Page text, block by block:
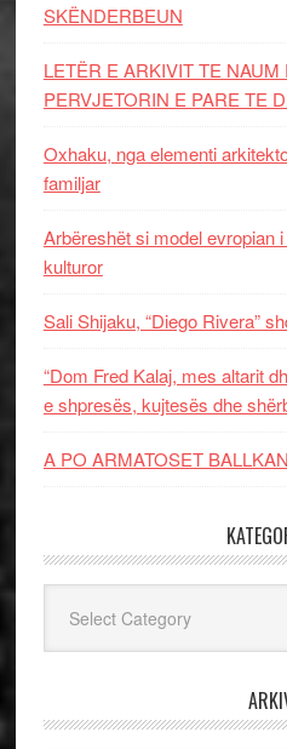
SKËNDERBEUN
LETËR E ARKIVIT TE NAUM
PERVJETORIN E PARE TE
Oxhaku, nga elementi
familjar
Arbëreshët si model evropian
kulturor
Sali Shijaku, “Diego Rivera”
“Dom Fred Kalaj, mes altarit
e shpresës, kujtesës dhe
A PO ARMATOSET